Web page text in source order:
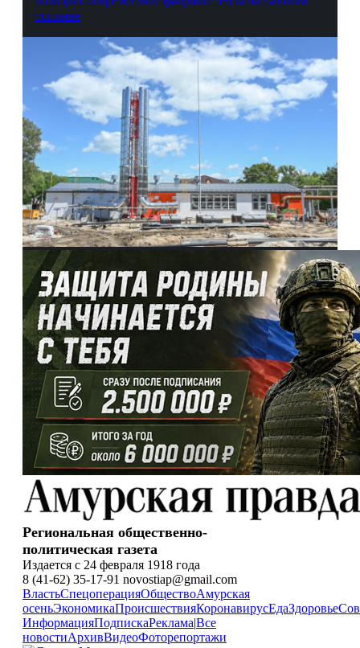
топливе
Региональная общественно-
политическая газета
Издается с 24 февраля 1918 года
8 (41-62) 35-17-91 novostiap@gmail.com
ВластьСпецоперацияОбществоАмурская
осеньЭкономикаПроисшествияКоронавирусЕдаЗдоровье
ИнформацияПодпискаРеклама|Все
новостиАрхивВидеоФоторепортажи